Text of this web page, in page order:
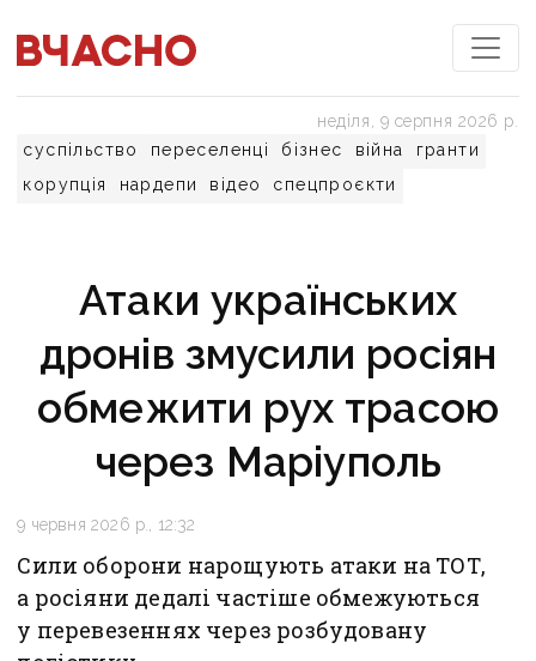
суспільство переселенці бізнес війна
гранти
корупція
нардепи відео спецпроєкти
неділя, 9 серпня 2026 р.
Атаки українських
дронів змусили росіян
обмежити рух трасою
через Маріуполь
9 червня 2026 р., 12:32
Сили оборони нарощують атаки на ТОТ,
а росіяни дедалі частіше обмежуються
у перевезеннях через розбудовану